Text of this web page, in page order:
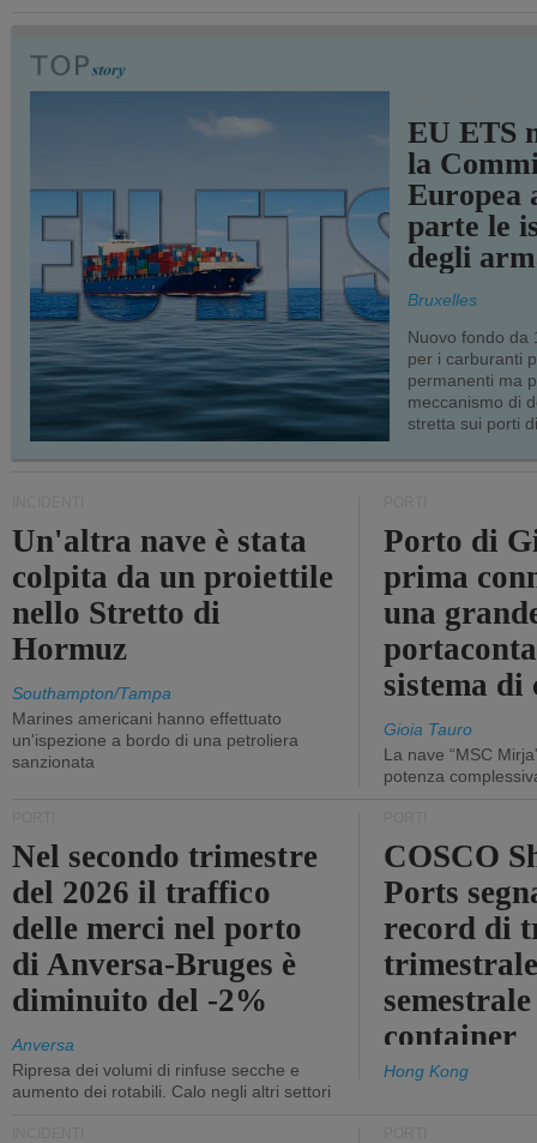
EU ETS
la
Europea
parte le
degli
Bruxelles
Nuovo fondo da
per i carburanti
permanenti ma
meccanismo di
stretta sui porti
Un'altra nave è stata
colpita da un proiettile
nello Stretto di
Hormuz
Southampton/Tampa
Marines americani hanno effettuato
un'ispezione a bordo di una petroliera
sanzionata
Porto di
prima
una
sistema
Gioia Tauro
La nave “MSC
potenza
Nel secondo trimestre
del 2026 il traffico
delle merci nel porto
di Anversa-Bruges è
diminuito del -2%
Anversa
Ripresa dei volumi di rinfuse secche e
aumento dei rotabili. Calo negli altri settori
COSCO
Ports
record di
container
Hong Kong